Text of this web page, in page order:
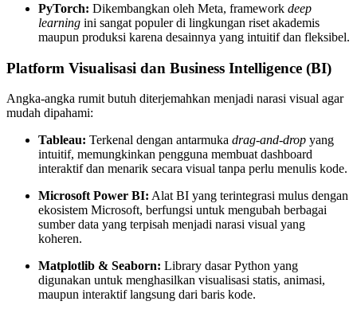
PyTorch: Dikembangkan oleh Meta, framework deep
learning ini sangat populer di lingkungan riset akademis
maupun produksi karena desainnya yang intuitif dan fleksibel.
Platform Visualisasi dan Business Intelligence (BI)
Angka-angka rumit butuh diterjemahkan menjadi narasi visual agar
mudah dipahami:
Tableau: Terkenal dengan antarmuka drag-and-drop yang
intuitif, memungkinkan pengguna membuat dashboard
interaktif dan menarik secara visual tanpa perlu menulis kode.
Microsoft Power BI: Alat BI yang terintegrasi mulus dengan
ekosistem Microsoft, berfungsi untuk mengubah berbagai
sumber data yang terpisah menjadi narasi visual yang
koheren.
Matplotlib & Seaborn: Library dasar Python yang
digunakan untuk menghasilkan visualisasi statis, animasi,
maupun interaktif langsung dari baris kode.